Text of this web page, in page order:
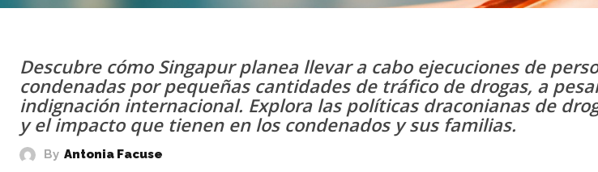
Descubre cómo Singapur planea llevar a cabo ejecuciones de
condenadas por pequeñas cantidades de tráfico de drogas, a
indignación internacional. Explora las políticas draconianas de
y el impacto que tienen en los condenados y sus familias.
By Antonia Facuse